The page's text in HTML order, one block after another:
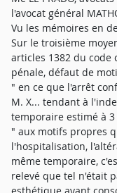
l'avocat général
Vu les mémoires en
Sur le troisième
articles 1382 du code
pénale, défaut de
" en ce que l'arrêt
M. X... tendant à
temporaire estimé à 3
" aux motifs propres
l'hospitalisation,
même temporaire,
relevé que tel n'était